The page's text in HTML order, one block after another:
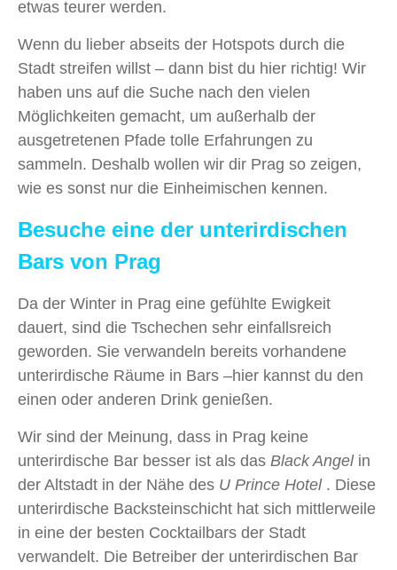
etwas teurer werden.
Wenn du lieber abseits der Hotspots durch die
Stadt streifen willst – dann bist du hier richtig! Wir
haben uns auf die Suche nach den vielen
Möglichkeiten gemacht, um außerhalb der
ausgetretenen Pfade tolle Erfahrungen zu
sammeln. Deshalb wollen wir dir Prag so zeigen,
wie es sonst nur die Einheimischen kennen.
Besuche eine der unterirdischen
Bars von Prag
Da der Winter in Prag eine gefühlte Ewigkeit
dauert, sind die Tschechen sehr einfallsreich
geworden. Sie verwandeln bereits vorhandene
unterirdische Räume in Bars –hier kannst du den
einen oder anderen Drink genießen.
Wir sind der Meinung, dass in Prag keine
unterirdische Bar besser ist als das Black Angelin
der Altstadt in der Nähe des U Prince Hotel. Diese
unterirdische Backsteinschicht hat sich mittlerweile
in eine der besten Cocktailbars der Stadt
verwandelt. Die Betreiber der unterirdischen Bar